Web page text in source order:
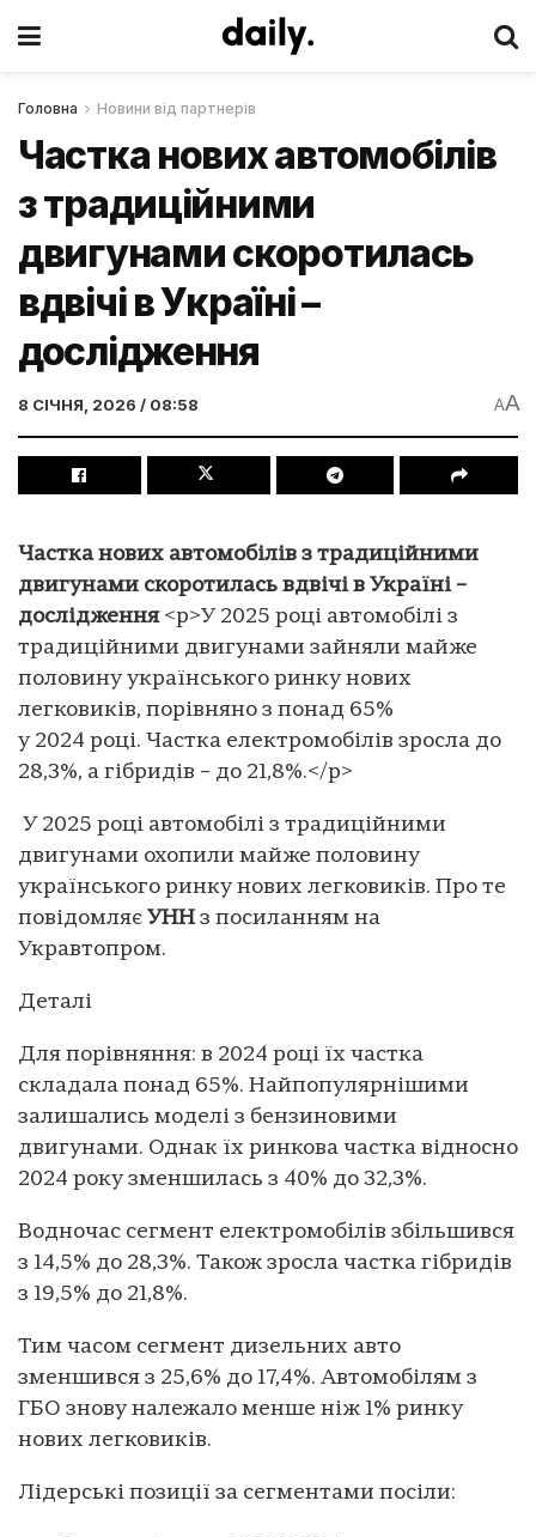
Головна Новини від партнерів
Частка нових автомобілів
з традиційними
двигунами скоротилась
вдвічі в Україні –
дослідження
8 СІЧНЯ, 2026 / 08:58 AA
Частка нових автомобілів з традиційними
двигунами скоротилась вдвічі в Україні –
дослідження <p>У 2025 році автомобілі з
традиційними двигунами зайняли майже
половину українського ринку нових
легковиків, порівняно з понад 65%
у 2024 році. Частка електромобілів зросла до
28,3%, а гібридів – до 21,8%.</p>
У 2025 році автомобілі з традиційними
двигунами охопили майже половину
українського ринку нових легковиків. Про те
повідомляє УНН з посиланням на
Укравтопром.
Деталі
Для порівняння: в 2024 році їх частка
складала понад 65%. Найпопулярнішими
залишались моделі з бензиновими
двигунами. Однак їх ринкова частка відносно
2024 року зменшилась з 40% до 32,3%.
Водночас сегмент електромобілів збільшився
з 14,5% до 28,3%. Також зросла частка гібридів
з 19,5% до 21,8%.
Тим часом сегмент дизельних авто
зменшився з 25,6% до 17,4%. Автомобілям з
ГБО знову належало менше ніж 1% ринку
нових легковиків.
Лідерські позиції за сегментами посіли: